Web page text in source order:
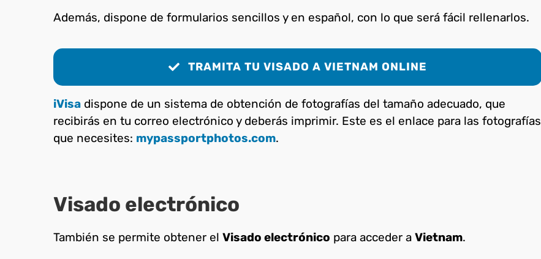
Además, dispone de formularios sencillos y en español, con lo que será fácil rellenarlos.
TRAMITA TU VISADO A VIETNAM ONLINE
iVisa dispone de un sistema de obtención de fotografías del tamaño adecuado, que
recibirás en tu correo electrónico y deberás imprimir. Este es el enlace para las fotografías
que necesites: mypassportphotos.com.
Visado electrónico
También se permite obtener el Visado electrónico para acceder a Vietnam.